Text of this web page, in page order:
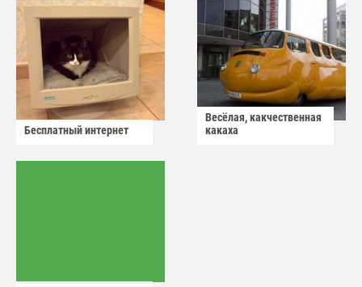
Бесплатный интернет
Весёлая, какчественная
какаха